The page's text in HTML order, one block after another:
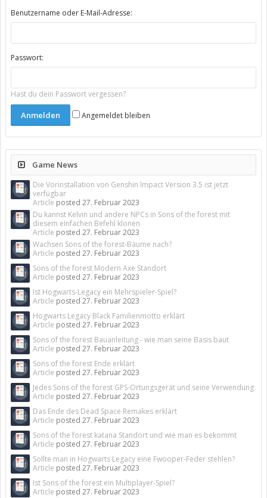
Benutzername oder E-Mail-Adresse:
Passwort:
Hast du dein Passwort vergessen?
Angemeldet bleiben
Game News
Die Vorinstallation von Genshin Impact Version 3.5 ist jetzt
verfügbar
Article posted 27. Februar 2023
Du kannst Kelvin und andere NPCs in Sons of the forest mit
diesem einfachen Befehl klonen
Article posted 27. Februar 2023
Wachsen Sons of the forest-Bäume nach?
Article posted 27. Februar 2023
Sons of the forest Modern Axe Standort
Article posted 27. Februar 2023
Ist Hogwarts-Legacy ein Mehrspieler-Spiel?
Article posted 27. Februar 2023
Hogwarts Legacy Black Familienmotto erklärt
Article posted 27. Februar 2023
Sons of the forest Bauanleitung - wie man seine Basis baut
Article posted 27. Februar 2023
Sons of the forest Ende erklärt
Article posted 27. Februar 2023
Jedes Sons of the forest GPS-Ortungsgerät und seine Verwendung
Article posted 27. Februar 2023
Das Ende des Dead Space Remakes erklärt
Article posted 27. Februar 2023
Sons of the forest katana Standort und wie man es bekommt
Article posted 27. Februar 2023
Sollte man in Hogwarts Legacy eine Fwooper-Feder stehlen?
Article posted 27. Februar 2023
Ist Sons of the forest ein Multiplayer-Spiel?
Article posted 27. Februar 2023